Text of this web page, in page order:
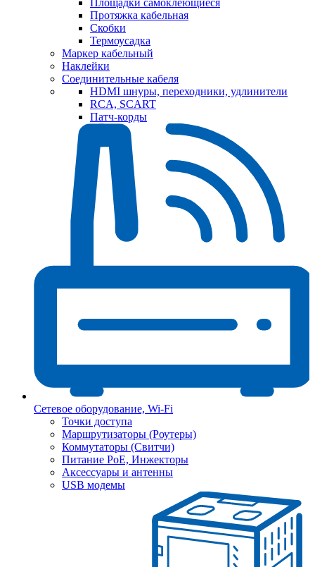
Протяжка кабельная
Скобки
Термоусадка
Маркер кабельный
Наклейки
Соединительные кабеля
HDMI шнуры, переходники, удлинители
RCA, SCART
Патч-корды
Сетевое оборудование, Wi-Fi
Точки доступа
Маршрутизаторы (Роутеры)
Коммутаторы (Свитчи)
Питание PoE, Инжекторы
Аксессуары и антенны
USB модемы